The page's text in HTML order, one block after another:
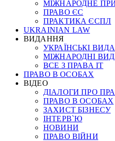
МІЖНАРОДНЕ
ПРАВО ЄС
ПРАКТИКА ЄСПЛ
UKRAINIAN LAW
ВИДАННЯ
УКРАЇНСЬКІ
МІЖНАРОДНІ
ВСЕ З ПРАВА ІТ
ПРАВО В ОСОБАХ
ВІДЕО
ДІАЛОГИ ПРО
ПРАВО В ОСОБАХ
ЗАХИСТ БІЗНЕСУ
ІНТЕРВ`Ю
НОВИНИ
ПРАВО ВІЙНИ